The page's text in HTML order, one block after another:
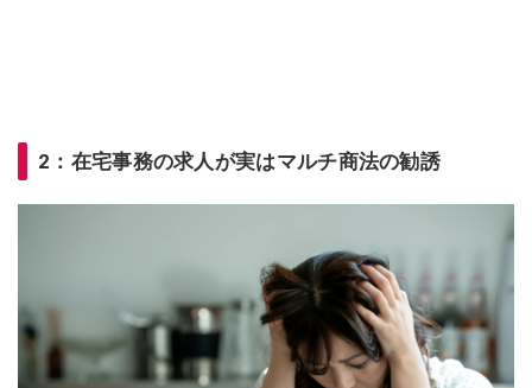
2：在宅事務の求人が実はマルチ商法の勧誘